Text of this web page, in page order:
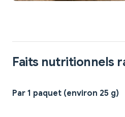
Faits nutritionnels
Par 1 paquet (environ 25 g)